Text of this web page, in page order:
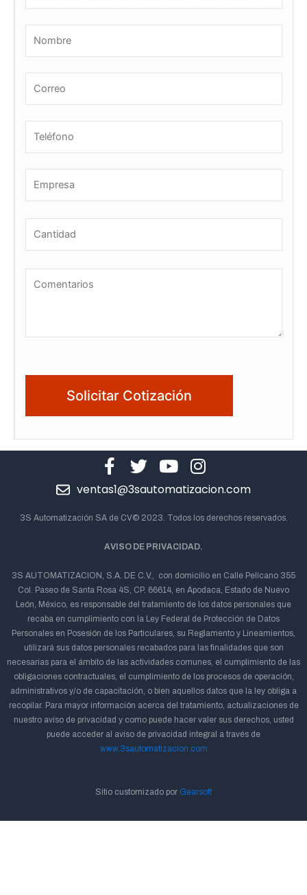
ventas1@3sautomatizacion.com
3S Automatización SA de CV© 2023. Todos los derechos reservados.
AVISO DE PRIVACIDAD.
3S AUTOMATIZACION, S.A. DE C.V., con domicilio en Calle Pelícano 355
Col. Paseo de Santa Rosa 4S, CP. 66614, en Apodaca, Estado de Nuevo
León, México, es responsable del tratamiento de los datos personales que
recaba en cumplimiento con la Ley Federal de Protección de Datos
Personales en Posesión de los Particulares, su Reglamento y Lineamientos,
utilizará sus datos personales recabados para las finalidades que son
necesarias para el ámbito de las actividades comunes, el cumplimiento de las
obligaciones contractuales, el cumplimiento de los procesos de operación,
administrativos y/o de capacitación, o bien aquellos datos que la ley obliga a
recopilar. Para mayor información acerca del tratamiento, actualizaciones de
nuestro aviso de privacidad y como puede hacer valer sus derechos, usted
puede acceder al aviso de privacidad integral a través de
www.3sautomatizacion.com
Sitio customizado por Gearsoft